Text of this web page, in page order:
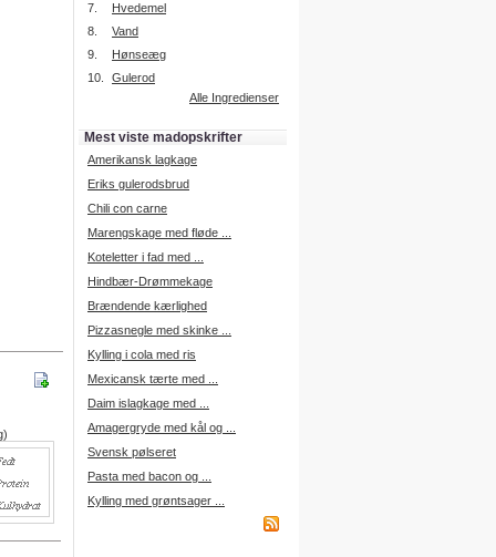
Intelligent søgning
Få foreslået opskrifter.
Prøv vores nye "Foreslå
Læs mere her.
Vi har nu oprettet et mad forum,
hvor i kan dele jeres erfaringer.
Log på med dine oplysninger fra
Madopskrifter.nu.
Gå til forum
Indkøbsliste på SMS
på SMS.
For at benytte SMS funktionen,
købt et abonnement.
7.
Hvedemel
8.
Vand
9.
Hønseæg
10.
Gulerod
Alle Ingredienser
Mest viste madopskrifter
Amerikansk lagkage
Eriks gulerodsbrud
Chili con carne
Marengskage med fløde ...
Koteletter i fad med ...
Hindbær-Drømmekage
Brændende kærlighed
Pizzasnegle med skinke ...
Kylling i cola med ris
Mexicansk tærte med ...
Daim islagkage med ...
Amagergryde med kål og ...
Svensk pølseret
Pasta med bacon og ...
Kylling med grøntsager ...